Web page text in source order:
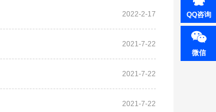
2022-2-17
2021-7-22
2021-7-22
2021-7-22
QQ咨询
微信